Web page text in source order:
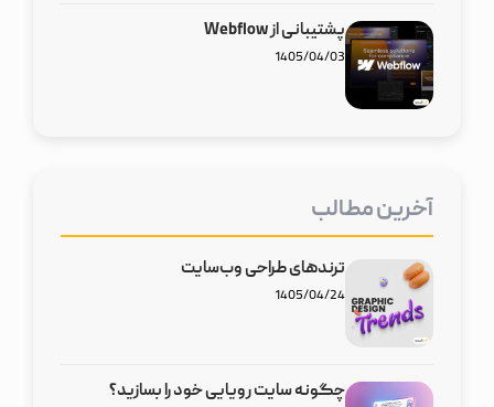
پشتیبانی از Webflow
1405/04/03
آخرین مطالب
ترند‌های طراحی وب‌سایت‌
1405/04/24
چگونه سایت رویایی خود را بسازید؟